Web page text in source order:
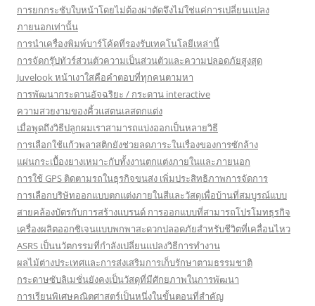
การยกกระชับใบหน้าโดยไม่ต้องผ่าตัดจึงไม่ใช่แค่การเปลี่ยนแปลง
ภายนอกเท่านั้น
การนำเครื่องพิมพ์บาร์โค้ดที่รองรับเทคโนโลยีเหล่านี้
การจัดกรุ๊ปทัวร์ส่วนตัวความเป็นส่วนตัวและความปลอดภัยสูงสุด
Juvelook หน้าเงาใสคือคำตอบที่ทุกคนตามหา
การพัฒนากระดานอัจฉริยะ / กระดาน interactive
ความสวยงามของคิ้วแสตนเลสตกแต่ง
เมื่อพูดถึงวิธีปลูกผมเราสามารถแบ่งออกเป็นหลายวิธี
การเลือกใช้แก้วพลาสติกยังช่วยลดภาระในเรื่องของการซักล้าง
แผ่นกระเบื้องยางเหมาะกับทั้งงานตกแต่งภายในและภายนอก
การใช้ GPS ติดตามรถในธุรกิจขนส่ง เพิ่มประสิทธิภาพการจัดการ
การเลือกบริษัทออกแบบตกแต่งภายในสีและวัสดุเพื่อบ้านที่สมบูรณ์แบบ
สายคล้องบัตรกับการสร้างแบรนด์ การออกแบบที่สามารถโปรโมทธุรกิจ
เครื่องผลิตออกซิเจนแบบพกพาสะดวกปลอดภัยสำหรับชีวิตที่เคลื่อนไหว
ASRS เป็นนวัตกรรมที่กำลังเปลี่ยนแปลงวิธีการทำงาน
ผลไม้ต่างประเทศและการส่งเสริมการเก็บรักษาตามธรรมชาติ
กระดาษซับลิเมชั่นยังคงเป็นวัสดุที่มีศักยภาพในการพัฒนา
การเรียนพิเศษคณิตศาสตร์เป็นหนึ่งในขั้นตอนที่สำคัญ